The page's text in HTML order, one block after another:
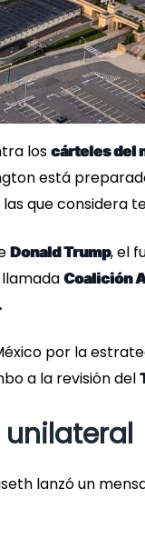
loscárteles del
está
que considera
Donald Trump, el
Coalición
por la
a la revisión del
unilateral
lanzó un